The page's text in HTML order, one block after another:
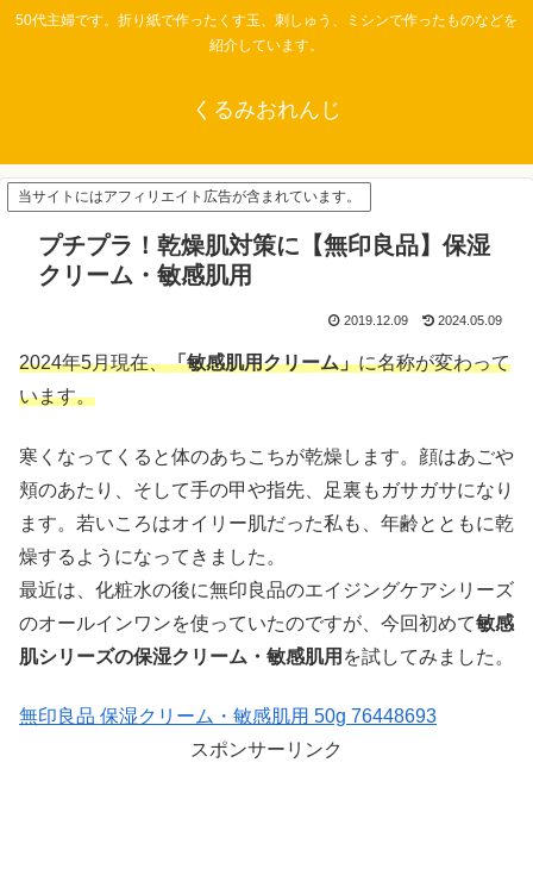
50代主婦です。折り紙で作ったくす玉、刺しゅう、ミシンで作ったものなどを
紹介しています。
くるみおれんじ
当サイトにはアフィリエイト広告が含まれています。
プチプラ！乾燥肌対策に【無印良品】保湿
クリーム・敏感肌用
2019.12.09 2024.05.09
2024年5月現在、「敏感肌用クリーム」に名称が変わって
います。
寒くなってくると体のあちこちが乾燥します。顔はあごや
頬のあたり、そして手の甲や指先、足裏もガサガサになり
ます。若いころはオイリー肌だった私も、年齢とともに乾
燥するようになってきました。
最近は、化粧水の後に無印良品のエイジングケアシリーズ
のオールインワンを使っていたのですが、今回初めて敏感
肌シリーズの保湿クリーム・敏感肌用 を試してみました。
無印良品 保湿クリーム・敏感肌用 50g 76448693
スポンサーリンク